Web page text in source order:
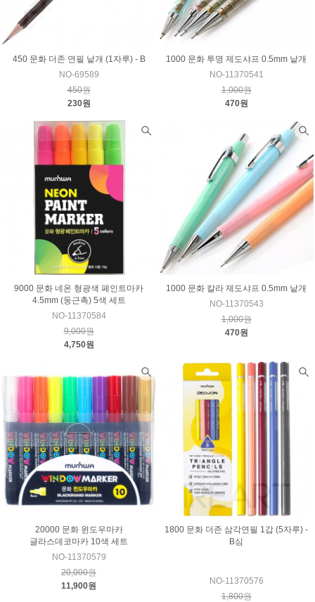
450 문화 더존 연필 낱개 (1자루) - B
NO-69589
450원
230원
1000 문화 투명 제도샤프 0.5mm 낱개
NO-11370541
1,000원
470원
9000 문화 네온 형광색 페인트마카
4.5mm (둥근촉) 5색 세트
NO-11370584
9,000원
4,750원
1000 문화 칼라 제도샤프 0.5mm 낱개
NO-11370543
1,000원
470원
20000 문화 윈도우마카
글라스데코마카 10색 세트
NO-11370579
20,000원
11,900원
1800 문화 더존 삼각연필 1갑 (5자루) -
B심
NO-11370576
1,800원